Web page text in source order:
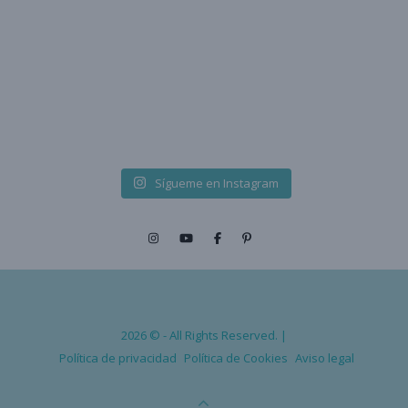
Sígueme en Instagram
2026 © - All Rights Reserved. |
Política de privacidad Política de Cookies Aviso legal